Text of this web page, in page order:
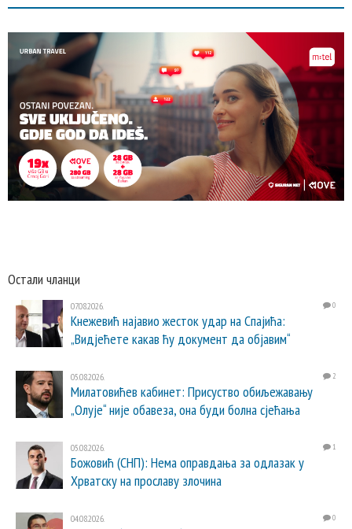
Остали чланци
07.08.2026. 0
Кнежевић најавио жесток удар на Спајића:
„Видјећете какав ћу документ да објавим“
05.08.2026. 2
Милатовићев кабинет: Присуство обиљежавању
„Олује“ није обавеза, она буди болна сјећања
05.08.2026. 1
Божовић (СНП): Нема оправдања за одлазак у
Хрватску на прославу злочина
04.08.2026. 0